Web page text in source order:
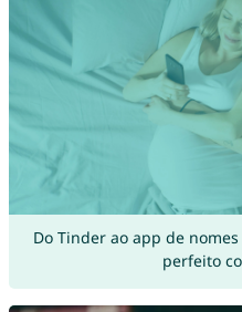
Do Tinder ao app de
perfeito